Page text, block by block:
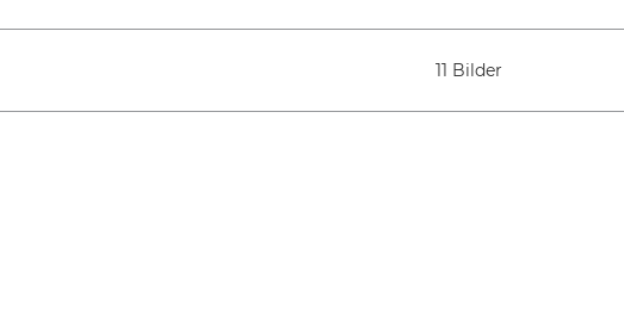
11 Bilder